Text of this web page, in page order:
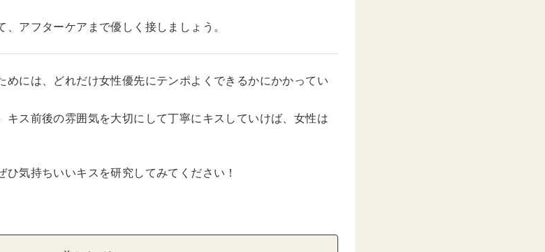
アフターケアまで優しく接しましょう。
めには、どれだけ女性優先にテンポよくできるかにかかってい
キス前後の雰囲気を大切にして丁寧にキスしていけば、女性は
気持ちいいキスを研究してみてください！